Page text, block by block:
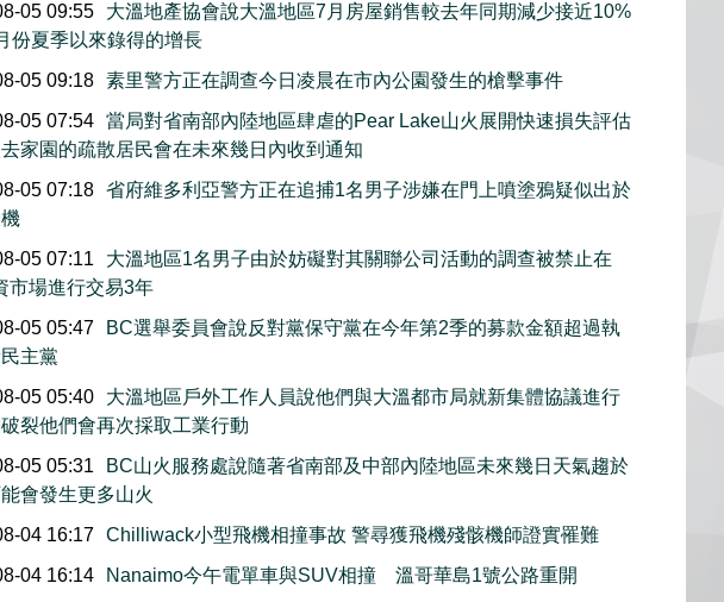
05 09:55
大溫地產協會說大溫地區7月房屋銷售較去年同期減少接近10%
份夏季以來錄得的增長
05 09:18
素里警方正在調查今日凌晨在市內公園發生的槍擊事件
05 07:54
當局對省南部內陸地區肆虐的Pear Lake山火展開快速損失評估
家園的疏散居民會在未來幾日內收到通知
05 07:18
省府維多利亞警方正在追捕1名男子涉嫌在門上噴塗鴉疑似出於
05 07:11
大溫地區1名男子由於妨礙對其關聯公司活動的調查被禁止在
市場進行交易3年
05 05:47
BC選舉委員會說反對黨保守黨在今年第2季的募款金額超過執
主黨
05 05:40
大溫地區戶外工作人員說他們與大溫都市局就新集體協議進行
裂他們會再次採取工業行動
05 05:31
BC山火服務處說隨著省南部及中部內陸地區未來幾日天氣趨於
會發生更多山火
04 16:17
Chilliwack小型飛機相撞事故 警尋獲飛機殘骸機師證實罹難
04 16:14
Nanaimo今午電單車與SUV相撞 溫哥華島1號公路重開